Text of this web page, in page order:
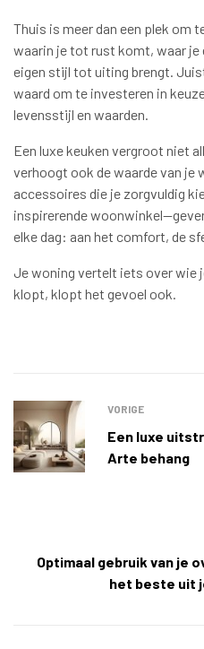
Thuis is meer dan een plek om
waarin je tot rust komt, waar je
eigen stijl tot uiting brengt.
waard om te investeren in
levensstijl en waarden.
Een luxe keuken vergroot niet
verhoogt ook de waarde van je
accessoires die je zorgvuldig
inspirerende
elke dag: aan het comfort, de
Je woning vertelt iets over wie
klopt, klopt het gevoel ook.
VORIGE
Een luxe
Arte behang
Optimaal gebruik van je
het beste uit